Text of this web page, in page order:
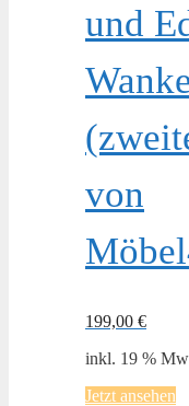
und
von
199,00 €
inkl. 19 %
Jetzt ansehen